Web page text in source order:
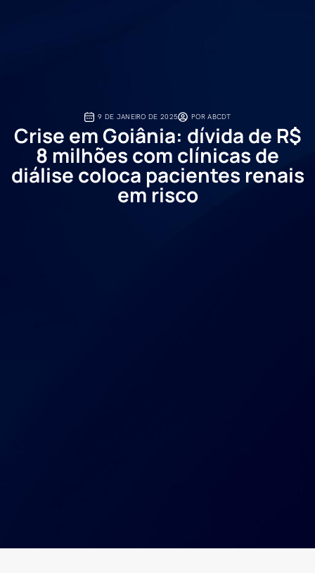
9 DE JANEIRO DE 2025 POR ABCDT
Crise em Goiânia: dívida de R$
8 milhões com clínicas de
diálise coloca pacientes renais
em risco